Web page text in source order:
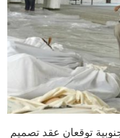
توقعان عقد تصميم